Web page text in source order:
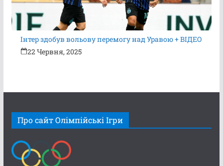
Інтер здобув вольову перемогу над Уравою + ВІДЕО
22 Червня, 2025
Про сайт Олімпійські Ігри